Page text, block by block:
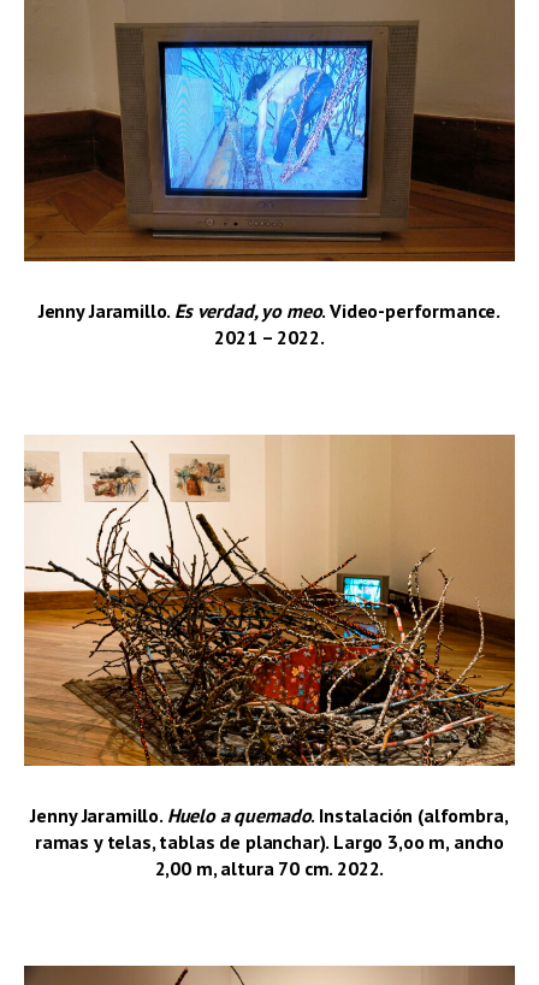
Jenny Jaramillo. Es verdad, yo meo. Video-performance.
2021 – 2022.
Jenny Jaramillo. Huelo a quemado. Instalación (alfombra,
ramas y telas, tablas de planchar). Largo 3,oo m, ancho
2,00 m, altura 70 cm. 2022.